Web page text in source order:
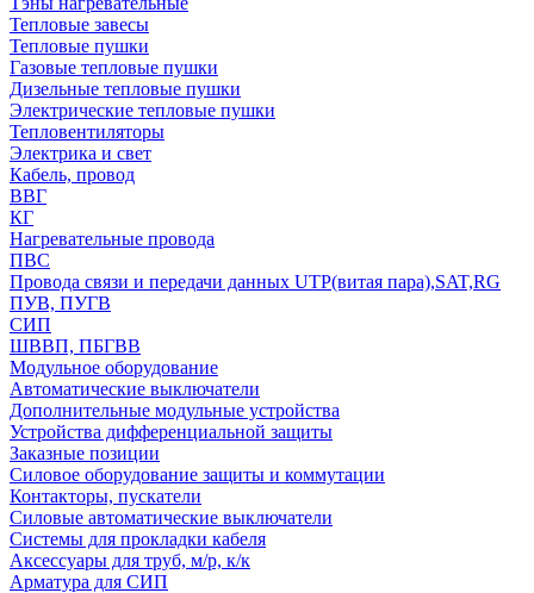
Тепловые завесы
Тепловые пушки
Газовые тепловые пушки
Дизельные тепловые пушки
Электрические тепловые пушки
Тепловентиляторы
Электрика и свет
Кабель, провод
ВВГ
КГ
Нагревательные провода
ПВС
Провода связи и передачи данных UTP(витая пара),SAT,RG
ПУВ, ПУГВ
СИП
ШВВП, ПБГВВ
Модульное оборудование
Автоматические выключатели
Дополнительные модульные устройства
Устройства дифференциальной защиты
Заказные позиции
Силовое оборудование защиты и коммутации
Контакторы, пускатели
Силовые автоматические выключатели
Системы для прокладки кабеля
Аксессуары для труб, м/р, к/к
Арматура для СИП